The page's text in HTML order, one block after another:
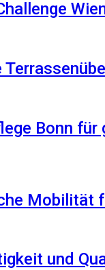
Bonn für
Mobilität
und